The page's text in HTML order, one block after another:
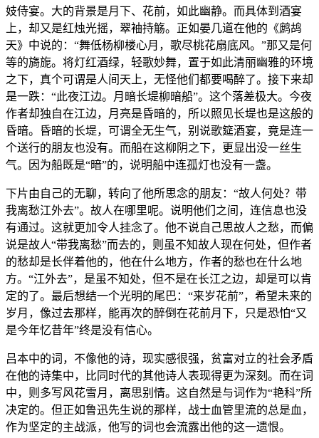
妓侍宴。大的背景是月下、花前，如此幽静。而具体到酒宴
上，却又是红烛光摇，翠袖持觞。正如晏几道在他的《鹧鸪
天》中说的：“舞低杨柳楼心月，歌尽桃花扇底风。”那又是何
等的旖旎。将灯红酒绿，轻歌妙舞，置于如此清丽幽雅的环境
之下，真个可谓是人间天上，无怪他们都要喝醉了。接下来却
是一跌：“此夜江边。月暗长堤柳暗船”。这个落差极大。今夜
作者却独自在江边，月亮是昏暗的，所以照见长堤也是这般的
昏暗。昏暗的长堤，可谓全无生气，别说歌筵酒宴，竟是连一
个送行的朋友也没有。而船在这柳阴之下，更显出没一丝生
气。因为船既是“暗”的，说明船中连孤灯也没有一盏。
下片由自己的无聊，转向了他所思念的朋友：“故人何处？带
我离愁江外去”。故人在哪里呢。说明他们之间，连信息也没
有通过。这就更加令人挂念了。他不说自己思故人之愁，而偏
说是故人“带我离愁”而去的，则虽不知故人现在何处，但作者
的愁却是长伴着他的，他在什么地方，作者的愁也在什么地
方。“江外去”，是虽不知处，但不是在长江之边，却是可以肯
定的了。最后想结一个光明的尾巴：“来岁花前”，希望未来的
岁月，像过去那样，能再次的醉倒在花前月下，只是恐怕“又
是今年忆昔年”终是没有信心。
吕本中的词，不像他的诗，现实感很强，贫富对立的社会矛盾
在他的诗集中，比同时代的其他诗人表现得更为深刻。而在词
中，则多写风花雪月，离思别情。这自然是与词作为“艳科”所
决定的。但正如鲁迅先生说的那样，战士血管里流的总是血，
作为坚定的主战派，他写的词也会流露出他的这一遗恨。